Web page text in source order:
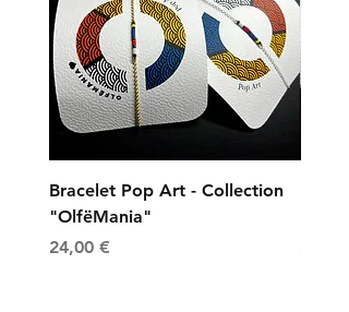
Bracelet Pop Art - Collection
"OlfëMania"
Prix
24,00 €